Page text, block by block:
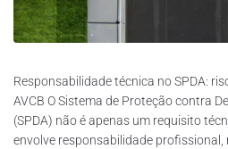
Responsabilidade técnica no SPDA:
AVCB O Sistema de Proteção contra
(SPDA) não é apenas um requisito
envolve responsabilidade